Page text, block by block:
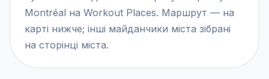
Montréal на Workout Places. Маршрут — на
карті нижче; інші майданчики міста зібрані
на сторінці міста.